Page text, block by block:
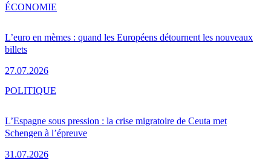
L’euro en mèmes : quand les Européens détournent les nouveaux
billets
27.07.2026
ÉCONOMIE
L’Espagne sous pression : la crise migratoire de Ceuta met
Schengen à l’épreuve
31.07.2026
POLITIQUE